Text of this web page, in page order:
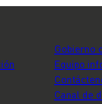
Gobierno
Equipo
Canal de